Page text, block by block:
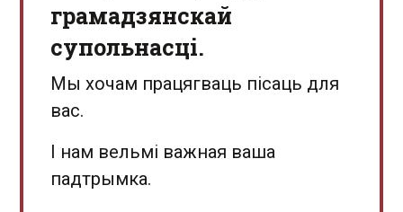
грамадзянскай
супольнасці.
Мы хочам працягваць пісаць для
вас.
І нам вельмі важная ваша
падтрымка.